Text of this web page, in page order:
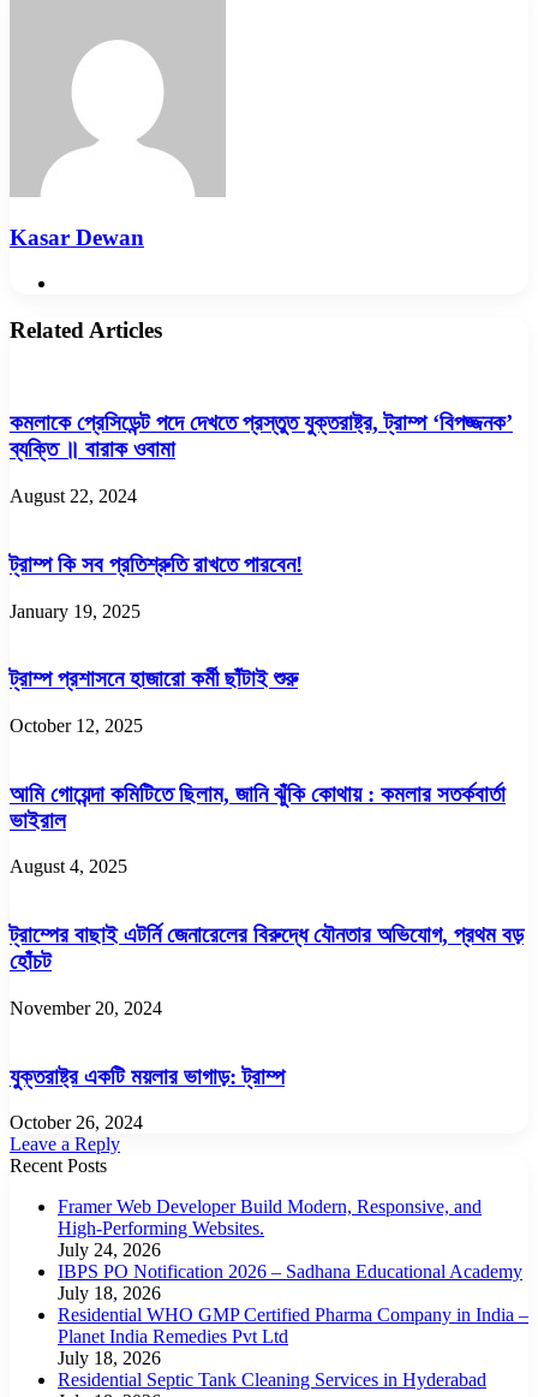
Kasar Dewan
Related Articles
কমলাকে প্রেসিডেন্ট পদে দেখতে প্রস্তুত যুক্তরাষ্ট্র, ট্রাম্প ‘বিপজ্জনক’
ব্যক্তি ॥ বারাক ওবামা
August 22, 2024
ট্রাম্প কি সব প্রতিশ্রুতি রাখতে পারবেন!
January 19, 2025
ট্রাম্প প্রশাসনে হাজারো কর্মী ছাঁটাই শুরু
October 12, 2025
আমি গোয়েন্দা কমিটিতে ছিলাম, জানি ঝুঁকি কোথায় : কমলার সতর্কবার্তা
ভাইরাল
August 4, 2025
ট্রাম্পের বাছাই এটর্নি জেনারেলের বিরুদ্ধে যৌনতার অভিযোগ, প্রথম বড়
হোঁচট
November 20, 2024
যুক্তরাষ্ট্র একটি ময়লার ভাগাড়: ট্রাম্প
October 26, 2024
Leave a Reply
Recent Posts
Framer Web Developer Build Modern, Responsive, and
High-Performing Websites.
July 24, 2026
IBPS PO Notification 2026 – Sadhana Educational Academy
July 18, 2026
Residential WHO GMP Certified Pharma Company in India –
Planet India Remedies Pvt Ltd
July 18, 2026
Residential Septic Tank Cleaning Services in Hyderabad